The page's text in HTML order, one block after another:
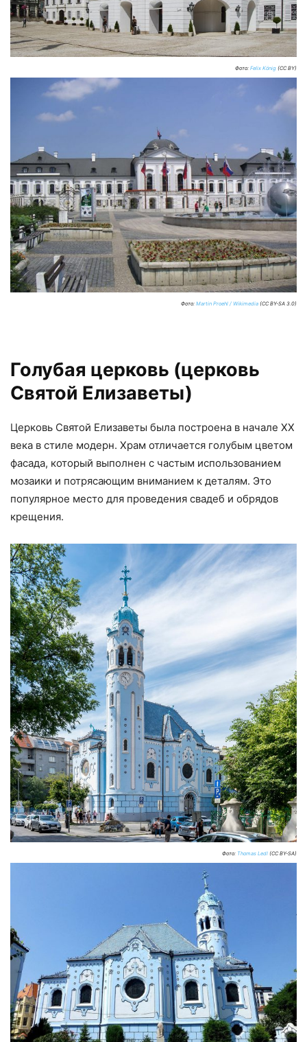
Фото: Felix König (CC BY)
Фото: Martin Proehl / Wikimedia (CC BY-SA 3.0)
Голубая церковь (церковь
Святой Елизаветы)
Церковь Святой Елизаветы была построена в начале ХХ
века в стиле модерн. Храм отличается голубым цветом
фасада, который выполнен с частым использованием
мозаики и потрясающим вниманием к деталям. Это
популярное место для проведения свадеб и обрядов
крещения.
Фото: Thomas Ledl (CC BY-SA)